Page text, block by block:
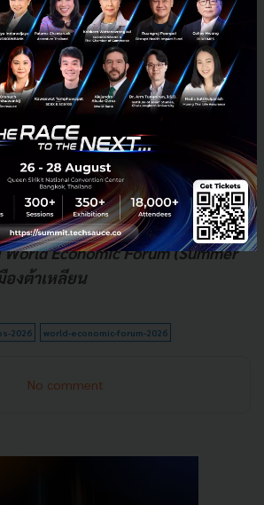
ป็นการเติบโตที่ไม่กระจายตัว คนส่วน
จากตลาดหุ้น ซ้ำร้ายกลุ่มคนรุ่นใหม่
รศึกษาสูงกำลังรู้สึกถูกคุกคามจากการ
รียดนี้อาจปะทุขึ้นเป็นการเรียกร้อง
ออกกฎหมายควบคุม AI ที่เข้มงวด ซึ่ง
ภาพแวดล้อมการลงทุนโดยตรง
งจากเซสชัน Growth Map
Economic Forum (Summer
องต้าเหลียน
2026 world-economic-forum-2026
No comment